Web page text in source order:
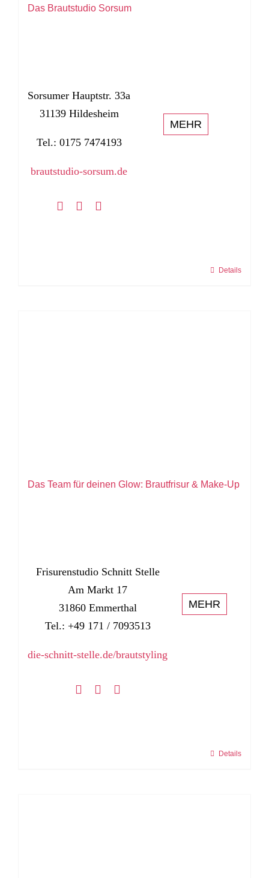
Das Brautstudio Sorsum
Sorsumer Hauptstr. 33a
31139 Hildesheim
Tel.: 0175 7474193
brautstudio-sorsum.de
MEHR
Details
Das Team für deinen Glow: Brautfrisur & Make-Up
Frisurenstudio Schnitt Stelle
Am Markt 17
31860 Emmerthal
Tel.: +49 171 / 7093513
die-schnitt-stelle.de/brautstyling
MEHR
Details